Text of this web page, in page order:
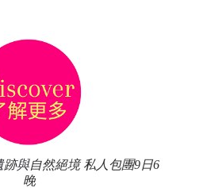
跡與自然絕境 私人包團9日6
晚